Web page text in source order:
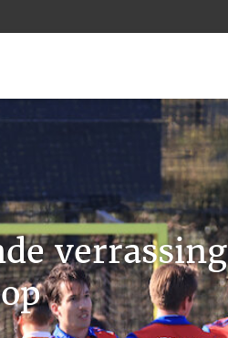
verrassing